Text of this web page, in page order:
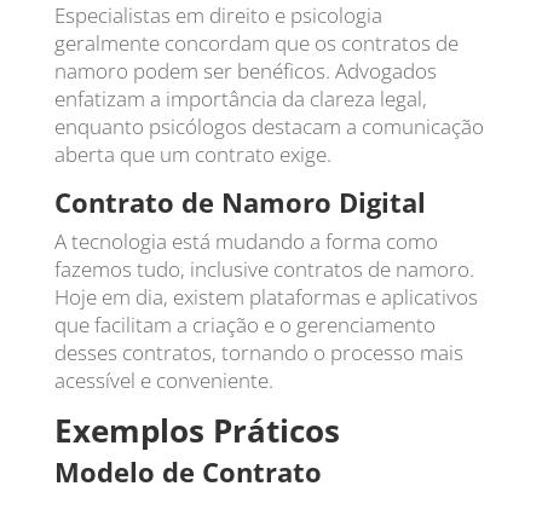
Especialistas em direito e psicologia
geralmente concordam que os contratos de
namoro podem ser benéficos. Advogados
enfatizam a importância da clareza legal,
enquanto psicólogos destacam a comunicação
aberta que um contrato exige.
Contrato de Namoro Digital
A tecnologia está mudando a forma como
fazemos tudo, inclusive contratos de namoro.
Hoje em dia, existem plataformas e aplicativos
que facilitam a criação e o gerenciamento
desses contratos, tornando o processo mais
acessível e conveniente.
Exemplos Práticos
Modelo de Contrato